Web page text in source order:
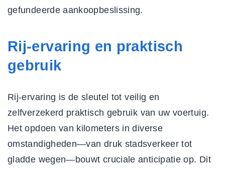
gefundeerde aankoopbeslissing.
Rij-ervaring en praktisch
gebruik
Rij-ervaring is de sleutel tot veilig en
zelfverzekerd praktisch gebruik van uw voertuig.
Het opdoen van kilometers in diverse
omstandigheden—van druk stadsverkeer tot
gladde wegen—bouwt cruciale anticipatie op. Dit